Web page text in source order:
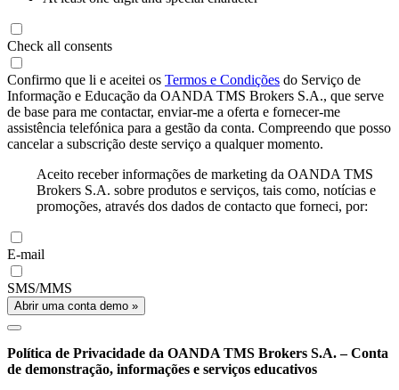
Check all consents
Confirmo que li e aceitei os Termos e Condições do Serviço de
Informação e Educação da OANDA TMS Brokers S.A., que serve
de base para me contactar, enviar-me a oferta e fornecer-me
assistência telefónica para a gestão da conta. Compreendo que posso
cancelar a subscrição deste serviço a qualquer momento.
Aceito receber informações de marketing da OANDA TMS
Brokers S.A. sobre produtos e serviços, tais como, notícias e
promoções, através dos dados de contacto que forneci, por:
E-mail
SMS/MMS
Abrir uma conta demo »
Política de Privacidade da OANDA TMS Brokers S.A. – Conta
de demonstração, informações e serviços educativos